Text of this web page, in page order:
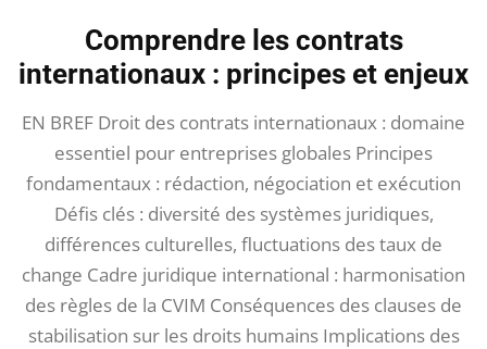
Comprendre les contrats
internationaux : principes et enjeux
EN BREF Droit des contrats internationaux : domaine
essentiel pour entreprises globales Principes
fondamentaux : rédaction, négociation et exécution
Défis clés : diversité des systèmes juridiques,
différences culturelles, fluctuations des taux de
change Cadre juridique international : harmonisation
des règles de la CVIM Conséquences des clauses de
stabilisation sur les droits humains Implications des